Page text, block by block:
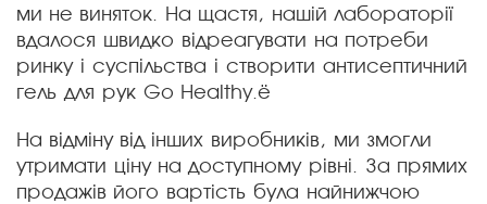
ми не виняток. На щастя, нашій лабораторії
вдалося швидко відреагувати на потреби
ринку і суспільства і створити антисептичний
гель для рук Gо Healthy.ё
На відміну від інших виробників, ми змогли
утримати ціну на доступному рівні. За прямих
продажів його вартість була найнижчою